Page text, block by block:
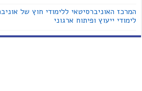
המרכז האוניברסיטאי ללימודי חוץ של
לימודי ייעוץ ופיתוח ארגוני